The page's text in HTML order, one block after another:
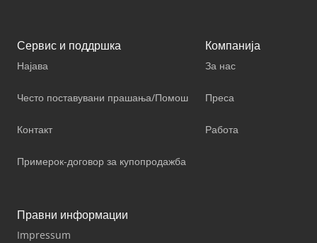
Сервис и поддршка
Најава
Често поставувани прашања/Помош
Контакт
Примерок-договор за купопродажба
Компанија
За нас
Преса
Работа
Правни информации
Impressum